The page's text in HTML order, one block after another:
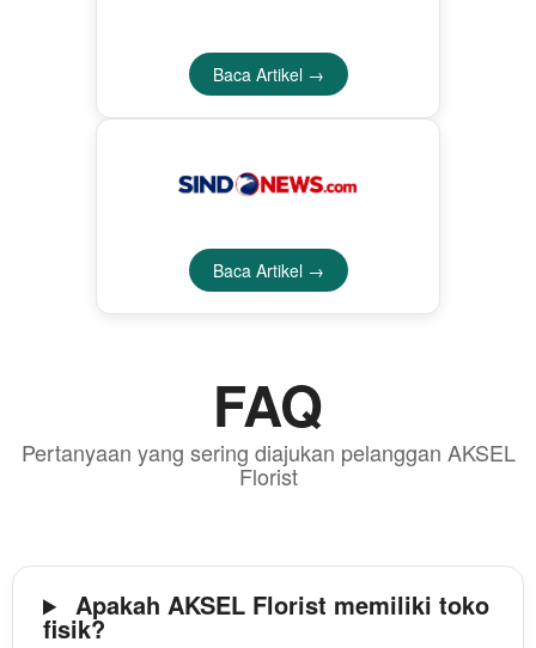
Baca Artikel →
Baca Artikel →
FAQ
Pertanyaan yang sering diajukan pelanggan AKSEL
Florist
Apakah AKSEL Florist memiliki toko
fisik?